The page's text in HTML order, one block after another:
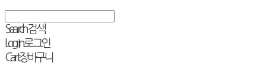
Search검색
Log In로그인
Cart장바구니